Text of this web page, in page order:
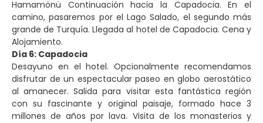
Hamamönü Continuación hacia la Capadocia. En el
camino, pasaremos por el Lago Salado, el segundo más
grande de Turquía. Llegada al hotel de Capadocia. Cena y
Alojamiento.
Día 6: Capadocia
Desayuno en el hotel. Opcionalmente recomendamos
disfrutar de un espectacular paseo en globo aerostático
al amanecer. Salida para visitar esta fantástica región
con su fascinante y original paisaje, formado hace 3
millones de años por lava. Visita de los monasterios y